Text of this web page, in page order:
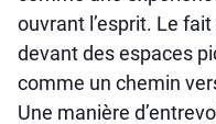
ouvrant l’esprit. Le
devant des espaces
comme un chemin
Une manière